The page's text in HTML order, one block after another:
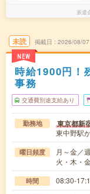
派遣
未読
NEW
掲載日 2026/08/07
時給1900円！
事務
交通費別途支給あり
勤務地 東京都新
東中野駅
曜日頻度
月～金／
火・木・
時間 08:30-